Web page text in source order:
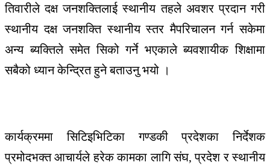
तिवारीले दक्ष जनशक्तिलाई स्थानीय तहले अवशर प्रदान गरी
स्थानीय दक्ष जनशक्ति स्थानीय स्तर मैपरिचालन गर्न सकेमा
अन्य ब्यक्तिले समेत सिको गर्ने भएकाले ब्यवशायीक शिक्षामा
सबैको ध्यान केन्द्रित हुने बताउनु भयो ।
कार्यक्रममा सिटिइभिटिका गण्डकी प्रदेशका
निर्देशक
प्रमोदभक्त आचार्यले हरेक कामका लागि संघ,प्रदेश र स्थानीय